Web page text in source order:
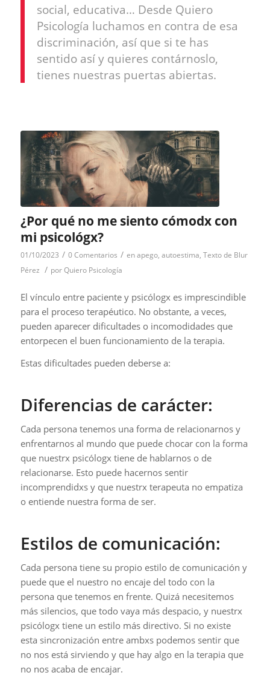
social, educativa… Desde Quiero
Psicología luchamos en contra de esa
discriminación, así que si te has
sentido así y quieres contárnoslo,
tienes nuestras puertas abiertas.
¿Por qué no me siento cómodx con
mi psicológx?
01/10/2023 / 0 Comentarios / enapego, autoestima, Texto de Blur
Pérez / porQuiero Psicología
El vínculo entre paciente y psicólogx es imprescindible
para el proceso terapéutico. No obstante, a veces,
pueden aparecer dificultades o incomodidades que
entorpecen el buen funcionamiento de la terapia.
Estas dificultades pueden deberse a:
Diferencias de carácter:
Cada persona tenemos una forma de relacionarnos y
enfrentarnos al mundo que puede chocar con la forma
que nuestrx psicólogx tiene de hablarnos o de
relacionarse. Esto puede hacernos sentir
incomprendidxs y que nuestrx terapeuta no empatiza
o entiende nuestra forma de ser.
Estilos de comunicación:
Cada persona tiene su propio estilo de comunicación y
puede que el nuestro no encaje del todo con la
persona que tenemos en frente. Quizá necesitemos
más silencios, que todo vaya más despacio, y nuestrx
psicólogx tiene un estilo más directivo. Si no existe
esta sincronización entre ambxs podemos sentir que
no nos está sirviendo y que hay algo en la terapia que
no nos acaba de encajar.